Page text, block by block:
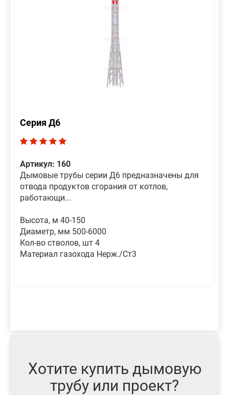
Серия Д6
Артикул: 160
Дымовые трубы серии Д6 предназначены для
отвода продуктов сгорания от котлов,
работающи...
Высота, м 40-150
Диаметр, мм 500-6000
Кол-во стволов, шт 4
Материал газохода Нерж./Ст3
Хотите купить дымовую
трубу или проект?